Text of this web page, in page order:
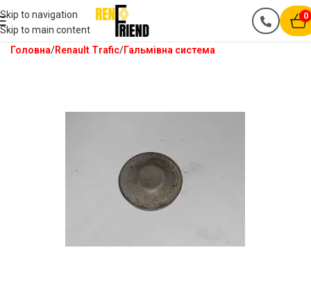
Skip to navigation
Skip to main content
0
Головна Renault Trafic Гальмівна система